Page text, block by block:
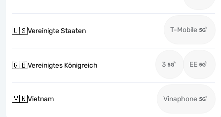
🇺🇸Vereinigte Staaten T-Mobile
🇬🇧Vereinigtes Königreich 3 EE
🇻🇳Vietnam Vinaphone